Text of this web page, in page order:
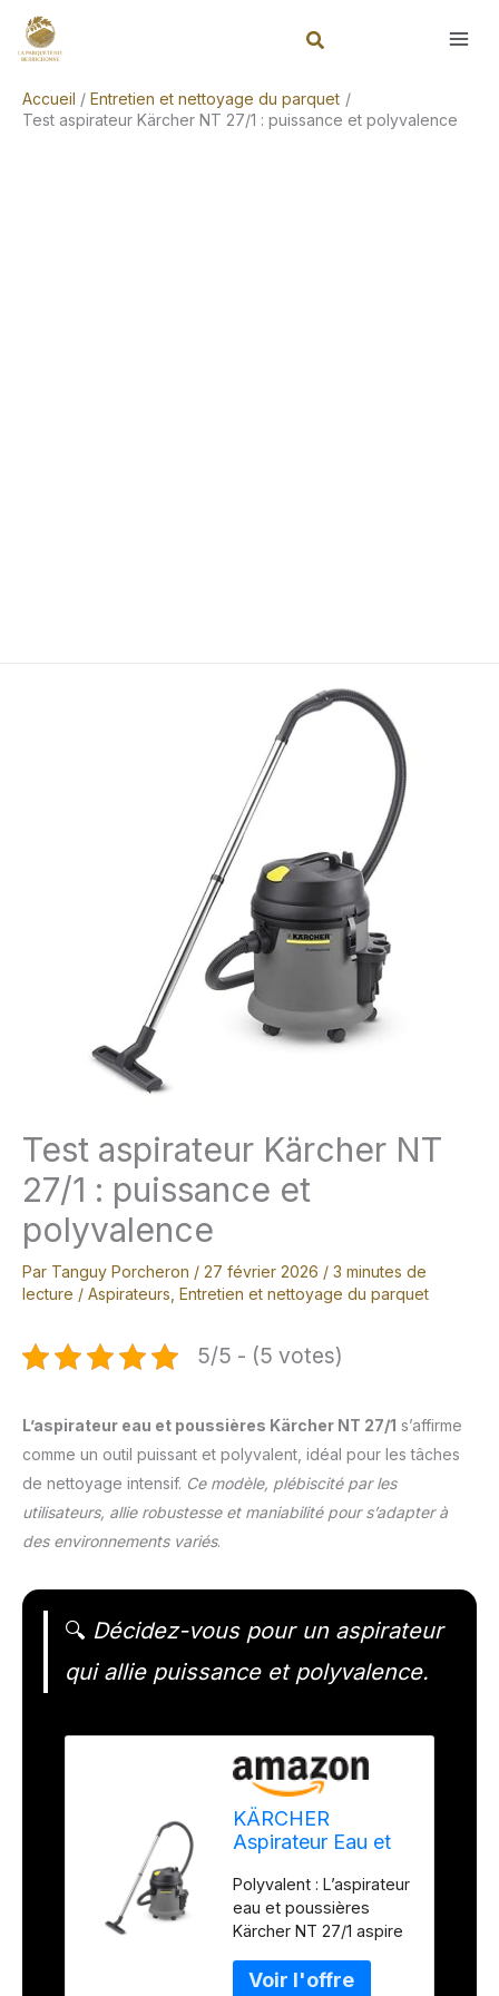
Accueil
Entretien et nettoyage du parquet
Test aspirateur Kärcher NT 27/1 : puissance et polyvalence
Test aspirateur Kärcher NT
27/1 : puissance et
polyvalence
Par Tanguy Porcheron / 27 février 2026 / 3 minutes de
lecture / Aspirateurs Entretien et nettoyage du parquet
5/5 - (5 votes)
L’aspirateur eau et poussières Kärcher NT 27/1 s’affirme
comme un outil puissant et polyvalent, idéal pour les tâches
de nettoyage intensif. Ce modèle, plébiscité par les
utilisateurs, allie robustesse et maniabilité pour s’adapter à
des environnements variés.
🔍 Décidez-vous pour un aspirateur
qui allie puissance et polyvalence.
KÄRCHER
Aspirateur Eau et
27/1, Puissance :
1380 W, cuve
Plastique : 27 l,
Tuyau d'aspiration
: 2,5 m, coude,
Polyvalent : L’aspirateur
eau et poussières
Kärcher NT 27/1 aspire
efficacement la saleté
Rechercher